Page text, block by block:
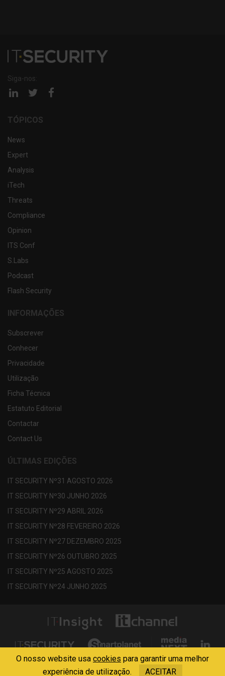
Siga-nos:
Página Página
TÓPICOS
News
Expert
Analysis
iTech
Threats
Compliance
Opinion
ITS Conf
S.Labs
Podcast
Flash Security
INFORMAÇÕES
Subscrever
Conhecer
Privacidade
Utilização
Ficha Técnica
Estatuto Editorial
Contactar
Contact Us
ÚLTIMAS EDIÇÕES
IT SECURITY Nº31 AGOSTO 2026
IT SECURITY Nº30 JUNHO 2026
IT SECURITY Nº29 ABRIL 2026
IT SECURITY Nº28 FEVEREIRO 2026
IT SECURITY Nº27 DEZEMBRO 2025
IT SECURITY Nº26 OUTUBRO 2025
IT SECURITY Nº25 AGOSTO 2025
IT SECURITY Nº24 JUNHO 2025
Copyright © 2013 - 2026 Media Next . All Rights Reserved
O nosso website usa cookies para garantir uma melhor
experiência de utilização.
ACEITAR